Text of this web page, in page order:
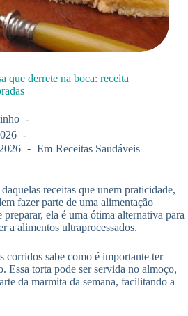
que derrete na boca: receita
Em Receitas Saudáveis
receitas que unem praticidade,
fazer parte de uma alimentação
ela é uma ótima alternativa para
a alimentos ultraprocessados.
corridos sabe como é importante ter
Essa torta pode ser servida no almoço,
da marmita da semana, facilitando a